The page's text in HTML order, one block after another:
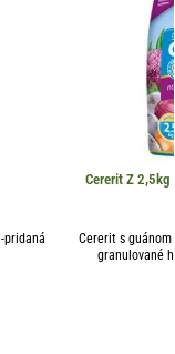
pridaná
Cererit Z 2,5kg
Cererit s
granulované